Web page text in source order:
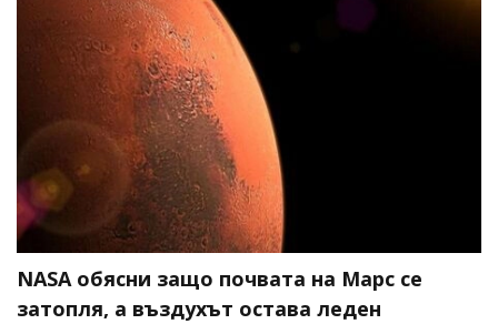
NASA обясни защо почвата на Марс се
затопля, а въздухът остава леден